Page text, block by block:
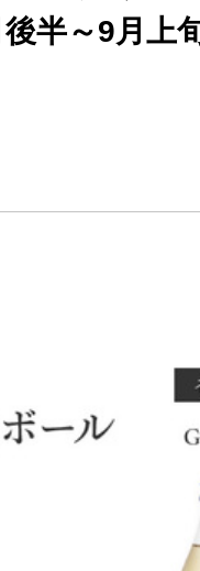
半～9月上